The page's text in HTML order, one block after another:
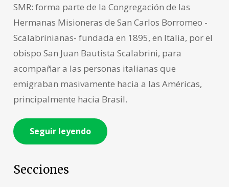
SMR: forma parte de la Congregación de las
Hermanas Misioneras de San Carlos Borromeo -
Scalabrinianas- fundada en 1895, en Italia, por el
obispo San Juan Bautista Scalabrini, para
acompañar a las personas italianas que
emigraban masivamente hacia a las Américas,
principalmente hacia Brasil.
Seguir leyendo
Secciones